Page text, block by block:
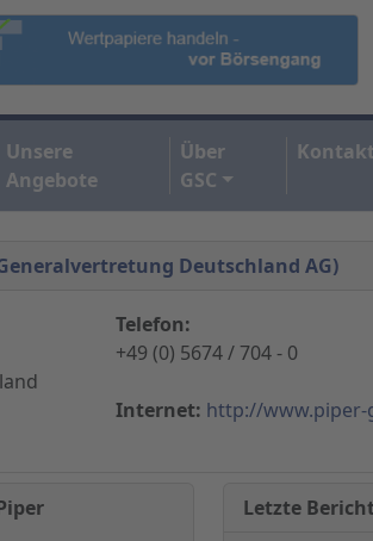
Unsere
Angebote
Über
GSC
Kontakt
Deutschland AG)
Telefon:
+49 (0) 5674 / 704 - 0
Internet: http://www.piper-
Letzte